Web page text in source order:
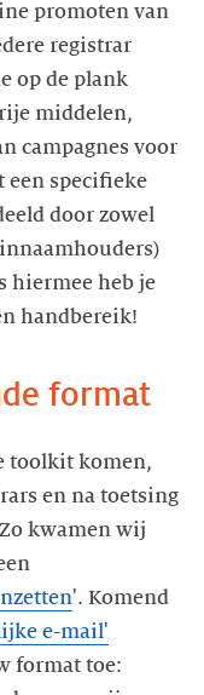
promoten van
registrar
op de plank
middelen,
campagnes voor
een specifieke
door zowel
hiermee heb je
handbereik!
format
toolkit komen,
en na toetsing
kwamen wij
'. Komend
e-mail'
format toe: